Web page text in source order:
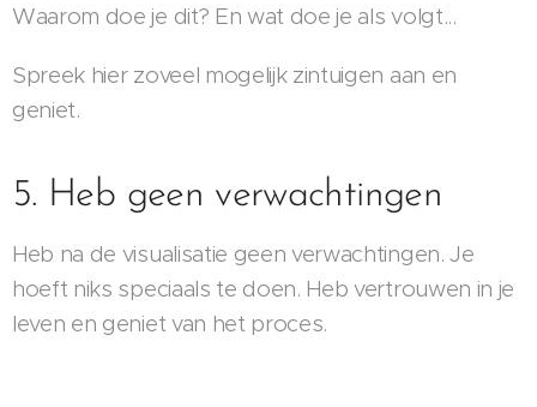
Waarom doe je dit? En wat doe je als volgt...
Spreek hier zoveel mogelijk zintuigen aan en
geniet.
5. Heb geen verwachtingen
Heb na de visualisatie geen verwachtingen. Je
hoeft niks speciaals te doen. Heb vertrouwen in je
leven en geniet van het proces.